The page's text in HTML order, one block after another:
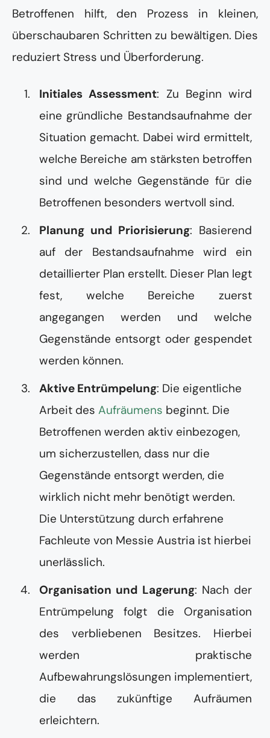
Betroffenen hilft, den Prozess in kleinen,
überschaubaren Schritten zu bewältigen. Dies
reduziert Stress und Überforderung.
Initiales Assessment: Zu Beginn wird
eine gründliche Bestandsaufnahme der
Situation gemacht. Dabei wird ermittelt,
welche Bereiche am stärksten betroffen
sind und welche Gegenstände für die
Betroffenen besonders wertvoll sind.
Planung und Priorisierung: Basierend
auf der Bestandsaufnahme wird ein
detaillierter Plan erstellt. Dieser Plan legt
fest, welche Bereiche zuerst
angegangen werden und welche
Gegenstände entsorgt oder gespendet
werden können.
Aktive Entrümpelung: Die eigentliche
Arbeit des Aufräumens beginnt. Die
Betroffenen werden aktiv einbezogen,
um sicherzustellen, dass nur die
Gegenstände entsorgt werden, die
wirklich nicht mehr benötigt werden.
Die Unterstützung durch erfahrene
Fachleute von Messie Austria ist hierbei
unerlässlich.
Organisation und Lagerung: Nach der
Entrümpelung folgt die Organisation
des verbliebenen Besitzes. Hierbei
werden praktische
Aufbewahrungslösungen implementiert,
die das zukünftige Aufräumen
erleichtern.